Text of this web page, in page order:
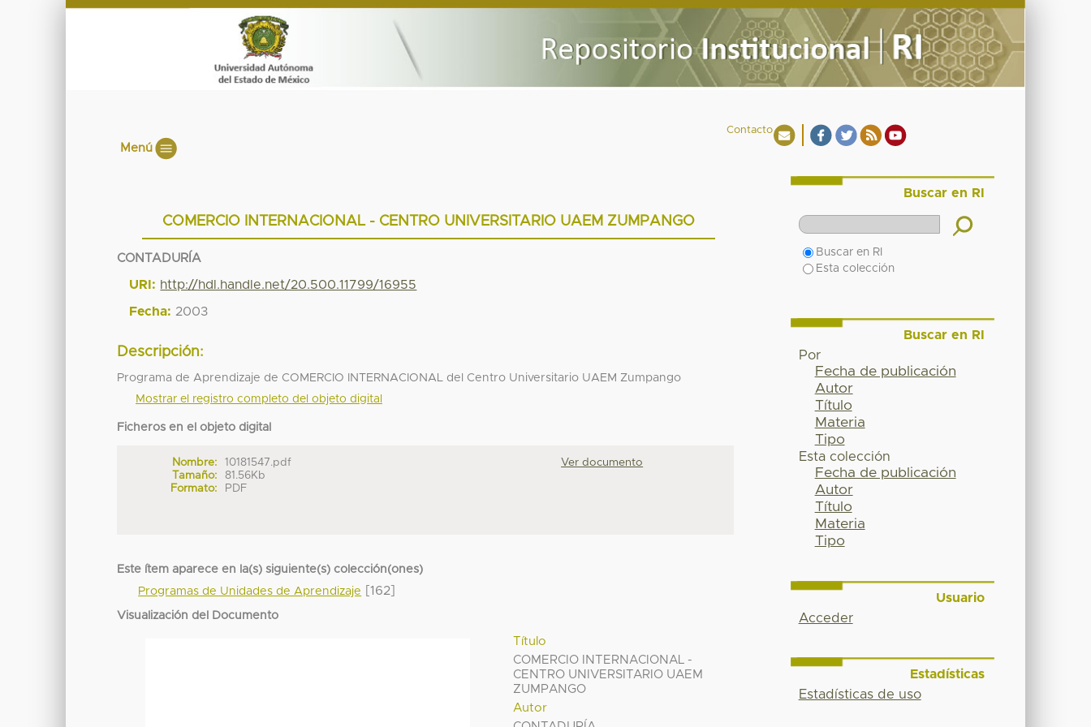
Contacto
Menú
COMERCIO INTERNACIONAL - CENTRO UNIVERSITARIO UAEM ZUMPANGO
CONTADURÍA
URI: http://hdl.handle.net/20.500.11799/16955
Fecha: 2003
Descripción:
Programa de Aprendizaje de COMERCIO INTERNACIONAL del Centro Universitario UAEM Zumpango
Mostrar el registro completo del objeto digital
Ficheros en el objeto digital
Nombre:
10181547.pdf
Tamaño:
81.56Kb
Formato:
PDF
Ver documento
Este ítem aparece en la(s) siguiente(s) colección(ones)
Programas de Unidades de Aprendizaje
[162]
Visualización del Documento
Título
COMERCIO INTERNACIONAL -
CENTRO UNIVERSITARIO UAEM
ZUMPANGO
Autor
Buscar en RI
Buscar en RI
Esta colección
Buscar en RI
Por
Fecha de publicación
Autor
Título
Materia
Tipo
Esta colección
Fecha de publicación
Autor
Título
Materia
Tipo
Usuario
Acceder
Estadísticas
Estadísticas de uso